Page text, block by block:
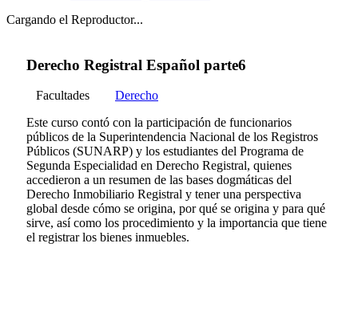
Cargando el Reproductor...
Derecho Registral Español parte6
Facultades
Derecho
Este curso contó con la participación de funcionarios
públicos de la Superintendencia Nacional de los Registros
Públicos (SUNARP) y los estudiantes del Programa de
Segunda Especialidad en Derecho Registral, quienes
accedieron a un resumen de las bases dogmáticas del
Derecho Inmobiliario Registral y tener una perspectiva
global desde cómo se origina, por qué se origina y para qué
sirve, así como los procedimiento y la importancia que tiene
el registrar los bienes inmuebles.